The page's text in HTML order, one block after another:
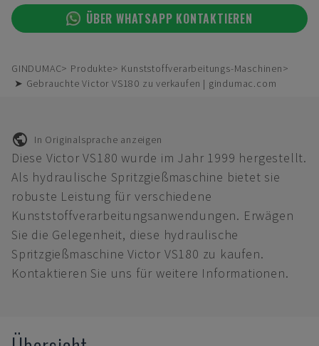
ÜBER WHATSAPP KONTAKTIEREN
GINDUMAC Produkte
Kunststoffverarbeitungs-Maschinen
➤ Gebrauchte Victor VS180 zu verkaufen | gindumac.com
In Originalsprache anzeigen
Diese Victor VS180 wurde im Jahr 1999 hergestellt.
Als hydraulische Spritzgießmaschine bietet sie
robuste Leistung für verschiedene
Kunststoffverarbeitungsanwendungen. Erwägen
Sie die Gelegenheit, diese hydraulische
Spritzgießmaschine Victor VS180 zu kaufen.
Kontaktieren Sie uns für weitere Informationen.